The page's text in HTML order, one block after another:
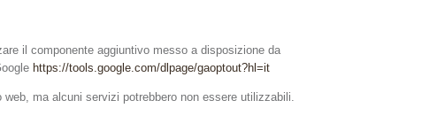
il componente aggiuntivo messo a disposizione da
https://tools.google.com/dlpage/gaoptout?hl=it
ma alcuni servizi potrebbero non essere utilizzabili.